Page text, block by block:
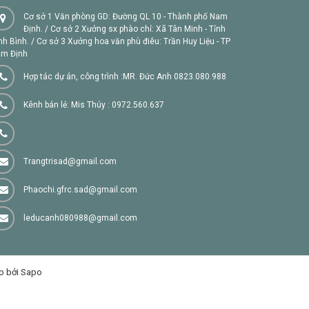
Cơ sở 1 Văn phòng GD: Đường QL 10 - Thành phố Nam
Định. / Cơ sở 2 Xưởng sx phào chỉ: Xã Tân Minh - Tỉnh
Bình. / Cơ sở 3 Xưởng hoa văn phù điêu: Trần Huy Liệu - TP
Định
Hợp tác dự án, công trình :MR. Đức Anh 0823.080.988
Kênh bán lẻ: Mis Thúy : 0972.560.637
Trangtrisad@gmail.com
Phaochi.gfrc.sad@gmail.com
leducanh080988@gmail.com
bởi Sapo